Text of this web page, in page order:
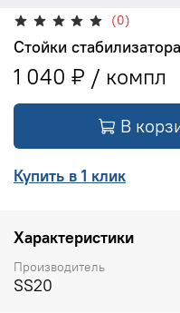
(0)
Стойки
1 040 ₽
В
Купить в 1 клик
Характеристики
Производитель
SS20